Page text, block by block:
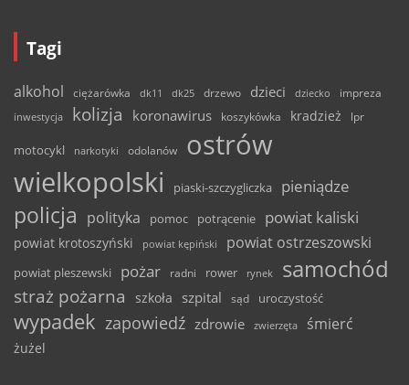
Tagi
alkohol ciężarówka dk11 dk25 drzewo dzieci dziecko
impreza
inwestycja
kolizja koronawirus koszykówka kradzież lpr
motocykl narkotyki odolanów
ostrów
wielkopolski
piaski-szczygliczka pieniądze
policja polityka pomoc potrącenie powiat kaliski
powiat krotoszyński powiat kępiński powiat ostrzeszowski
powiat pleszewski pożar radni rower rynek samochód
straż pożarna szkoła szpital sąd uroczystość
wypadek zapowiedź zdrowie zwierzęta śmierć
żużel